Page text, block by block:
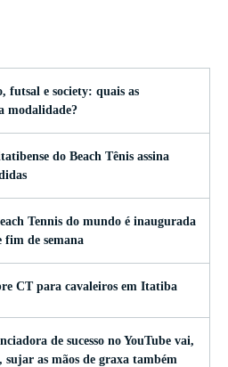
futsal e society: quais as
modalidade?
do Beach Tênis assina
Tennis do mundo é inaugurada
fim de semana
CT para cavaleiros em Itatiba
de sucesso no YouTube vai,
sujar as mãos de graxa também